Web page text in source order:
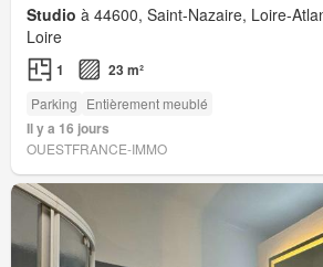
Studio à 44600, Saint-Nazaire, Loire-
Loire
1 23 m²
Parking Entièrement meublé
Il y a 16 jours
OUESTFRANCE-IMMO